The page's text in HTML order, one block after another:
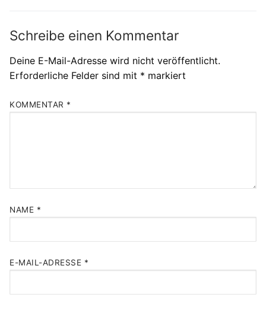
Schreibe einen Kommentar
Deine E-Mail-Adresse wird nicht veröffentlicht.
Erforderliche Felder sind mit * markiert
KOMMENTAR *
NAME *
E-MAIL-ADRESSE *